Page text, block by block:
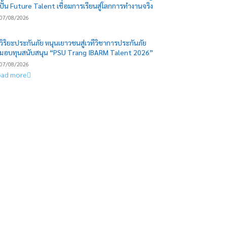
ปั้น Future Talent เชื่อมการเรียนสู่โลกการทำงานจริง
07/08/2026
วิริยะประกันภัย หนุนเยาวชนสู่เวทีวิชาการประกันภัย
มอบทุนสนับสนุน “PSU Trang IBARM Talent 2026”
07/08/2026
more